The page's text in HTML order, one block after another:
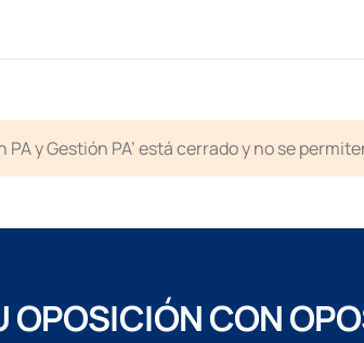
y Gestión PA’ está cerrado y no se
OPOSICIÓN CON